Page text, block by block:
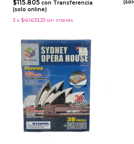
$115.805 con Transferencia
(solo online)
3 x $40.633,33 sin interés